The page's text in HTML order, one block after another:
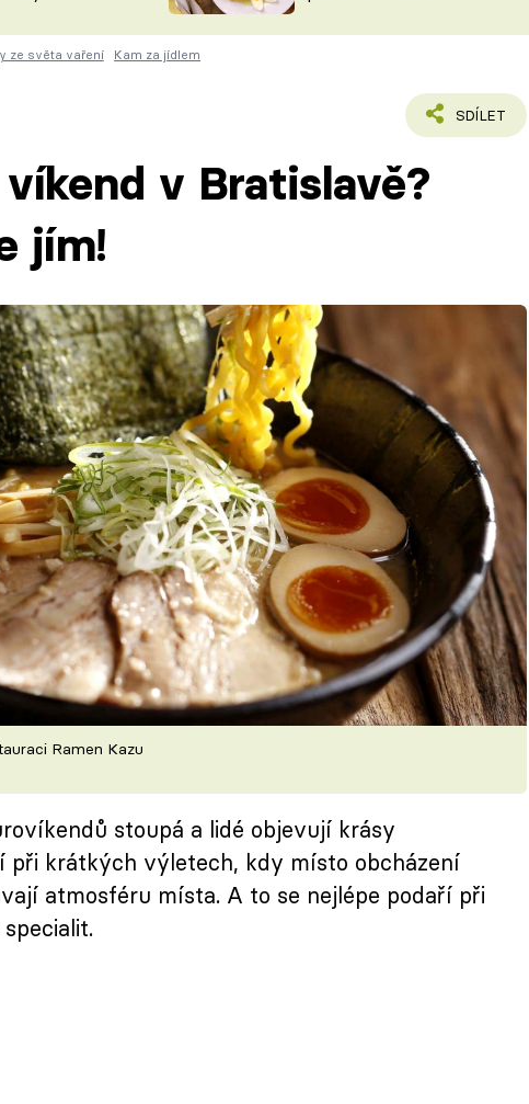
NA TALÍŘI
VYCHYTÁVKY
ze světa vaření Kam za jídlem
SDÍLET
v Bratislavě?
jím!
Ramen Kazu
stoupá a lidé objevují krásy
při krátkých výletech, kdy místo obcházení
atmosféru místa. A to se nejlépe podaří při